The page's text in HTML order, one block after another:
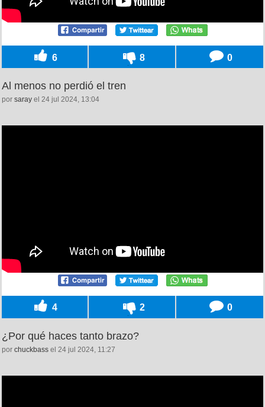
6 8 0
Al menos no perdió el tren
por saray el 24 jul 2024, 13:04
4 2 0
¿Por qué haces tanto brazo?
por chuckbass el 24 jul 2024, 11:27